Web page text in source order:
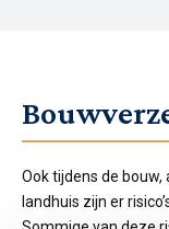
Ook tijdens de
landhuis zijn er